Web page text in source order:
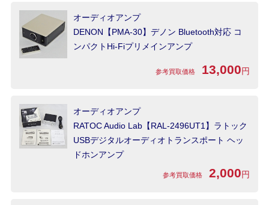
オーディオアンプ
DENON【PMA-30】デノン Bluetooth対応 コ
ンパクトHi-Fiプリメインアンプ
参考買取価格 13,000円
オーディオアンプ
RATOC Audio Lab【RAL-2496UT1】ラトック
USBデジタルオーディオトランスポート ヘッ
ドホンアンプ
参考買取価格 2,000円